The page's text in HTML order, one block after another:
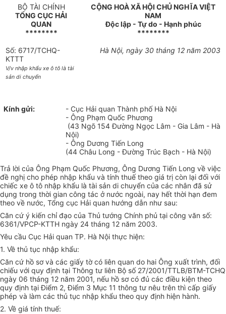
BỘ TÀI CHÍNH
TỔNG CỤC HẢI
QUAN
********
CỘNG HOÀ XÃ HỘI CHỦ NGHĨA VIỆT
NAM
Độc lập - Tự do - Hạnh phúc
********
Số: 6717/TCHQ-
KTTT
V/v nhập khẩu xe ô tô là tài
sản di chuyển
Hà Nội, ngày 30 tháng 12 năm 2003
Kính gửi:
- Cục Hải quan Thành phố Hà Nội
- Ông Phạm Quốc Phương
(43 Ngõ 154 Đường Ngọc Lâm - Gia Lâm - Hà
Nội)
- Ông Dương Tiến Long
(44 Châu Long - Đường Trúc Bạch - Hà Nội)
Trả lời của Ông Phạm Quốc Phương, Ông Dương Tiến Long về việc
đề nghị cho phép nhập khẩu và tính thuế theo giá trị còn lại đối với
chiếc xe ô tô nhập khẩu là tài sản di chuyển của các nhân đã sử
dụng trong thời gian công tác ở nước ngoài, nay hết thời hạn đem
theo về nước, Tổng cục Hải quan hướng dẫn như sau:
Căn cứ ý kiến chỉ đạo của Thủ tướng Chính phủ tại công văn số:
6361/VPCP-KTTH ngày 24 tháng 12 năm 2003.
Yêu cầu Cục Hải quan TP. Hà Nội thực hiện:
1. Về thủ tục nhập khẩu:
Căn cứ hồ sơ và các giấy tờ có liên quan do hai Ông xuất trình, đối
chiếu với quy định tại Thông tư liên Bộ số 27/2001/TTLB/BTM-TCHQ
ngày 06 tháng 12 năm 2001, nếu hồ sơ có đủ các điều kiện theo
quy định tại Điểm 2, Điểm 3 Mục 11 thông tư nêu trên thì cấp giấy
phép và làm các thủ tục nhập khẩu theo quy định hiện hành.
2. Về giá tính thuế: